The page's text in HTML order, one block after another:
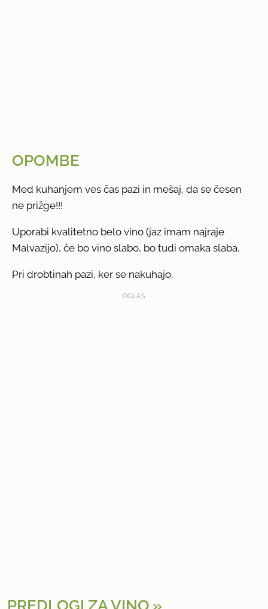
OPOMBE
Med kuhanjem ves čas pazi in mešaj, da se česen
ne prižge!!!
Uporabi kvalitetno belo vino (jaz imam najraje
Malvazijo), če bo vino slabo, bo tudi omaka slaba.
Pri drobtinah pazi, ker se nakuhajo.
OGLAS